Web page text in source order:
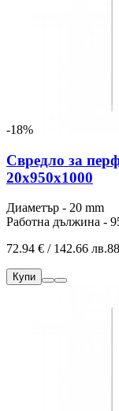
-18%
Свредло за
20x950x1000
Диаметър - 20 mm
Работна дължина -
72.94 € / 142.66 лв.
Купи